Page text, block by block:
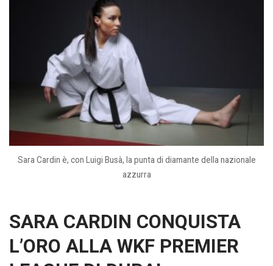
Sara Cardin è, con Luigi Busà, la punta di diamante della nazionale
azzurra
SARA CARDIN CONQUISTA
L’ORO ALLA WKF PREMIER